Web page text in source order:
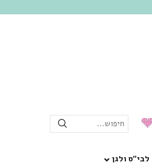
חיפוש...
לבי”ס ולגן